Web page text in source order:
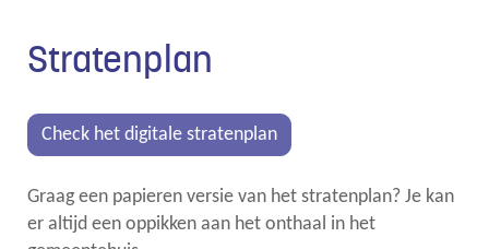
Stratenplan
Check het digitale stratenplan
Graag een papieren versie van het stratenplan? Je kan
er altijd een oppikken aan het onthaal in het